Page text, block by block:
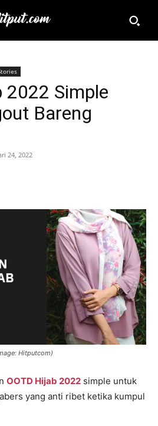
2022 Simple
Bareng
24, 2022
Hitputcom)
OOTD Hijab 2022 simple untuk
yang anti ribet ketika kumpul